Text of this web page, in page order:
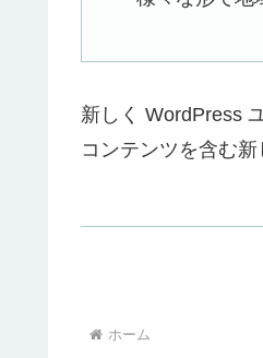
新しく WordPress
コンテンツを含む
ホーム